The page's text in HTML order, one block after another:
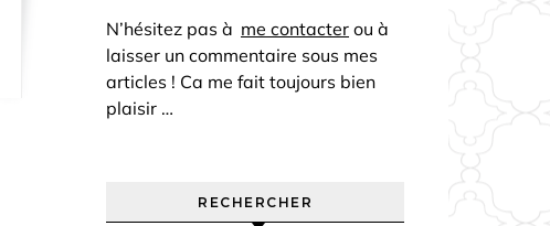
N’hésitez pas à me contacter ou à
laisser un commentaire sous mes
articles ! Ca me fait toujours bien
plaisir …
RECHERCHER